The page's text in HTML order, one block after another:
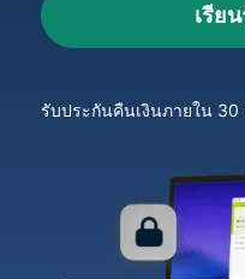
เรีย
รับประกันคืนเงินภายใน